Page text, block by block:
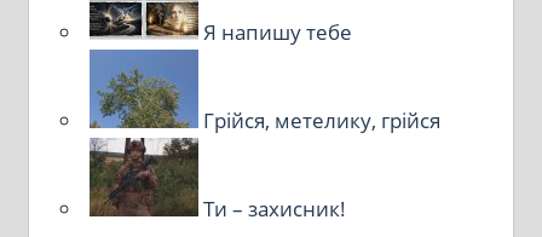
Я напишу тебе
Грійся, метелику, грійся
Ти – захисник!